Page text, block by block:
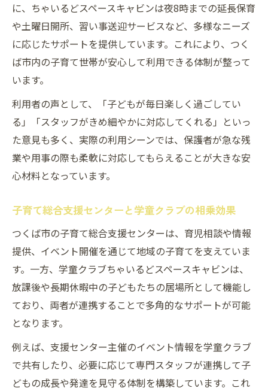
に、ちゃいるどスペースキャビンは夜8時までの延長保育
や土曜日開所、習い事送迎サービスなど、多様なニーズ
に応じたサポートを提供しています。これにより、つく
ば市内の子育て世帯が安心して利用できる体制が整って
います。
利用者の声として、「子どもが毎日楽しく過ごしてい
る」「スタッフがきめ細やかに対応してくれる」といっ
た意見も多く、実際の利用シーンでは、保護者が急な残
業や用事の際も柔軟に対応してもらえることが大きな安
心材料となっています。
子育て総合支援センターと学童クラブの相乗効果
つくば市の子育て総合支援センターは、育児相談や情報
提供、イベント開催を通じて地域の子育てを支えていま
す。一方、学童クラブちゃいるどスペースキャビンは、
放課後や長期休暇中の子どもたちの居場所として機能し
ており、両者が連携することで多角的なサポートが可能
となります。
例えば、支援センター主催のイベント情報を学童クラブ
で共有したり、必要に応じて専門スタッフが連携して子
どもの成長や発達を見守る体制を構築しています。これ